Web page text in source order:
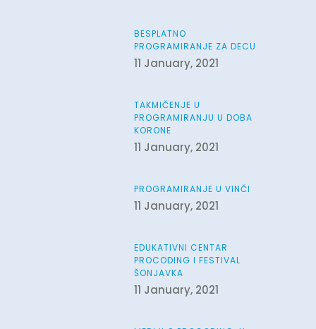
BESPLATNO
PROGRAMIRANJE ZA DECU
11 January, 2021
TAKMIČENJE U
PROGRAMIRANJU U DOBA
KORONE
11 January, 2021
PROGRAMIRANJE U VINČI
11 January, 2021
EDUKATIVNI CENTAR
PROCODING I FESTIVAL
ŠONJAVKA
11 January, 2021